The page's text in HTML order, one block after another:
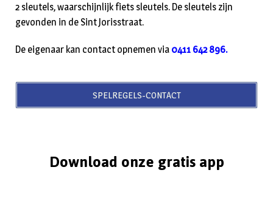
2 sleutels, waarschijnlijk fiets sleutels. De sleutels zijn
gevonden in de Sint Jorisstraat.
De eigenaar kan contact opnemen via 0411 642 896.
SPELREGELS-CONTACT
Download onze gratis app